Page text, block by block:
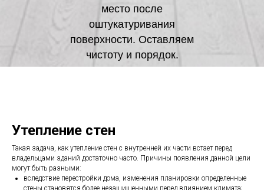
место после
оштукатуривания
поверхности. Оставляем
чистоту и порядок.
Утепление стен
Такая задача, как утепление стен с внутренней их части встает перед
владельцами зданий достаточно часто. Причины появления данной цели
могут быть разными:
вследствие перестройки дома, изменения планировки определенные
стены становятся более незащищенными перед влиянием климата;